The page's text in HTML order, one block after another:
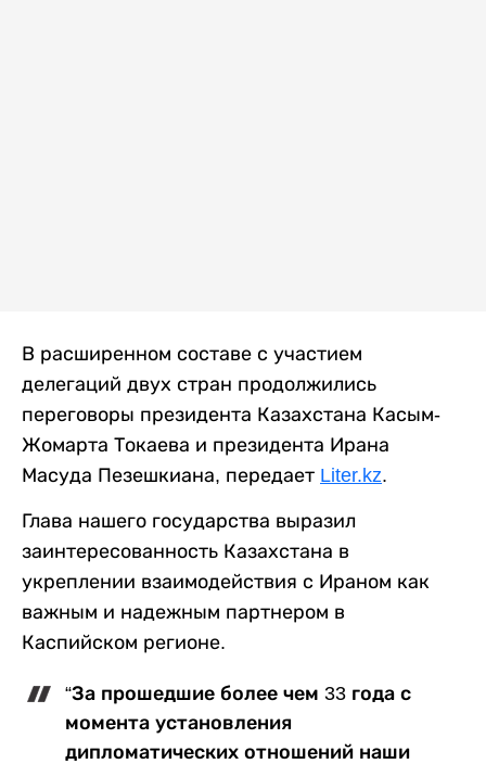
В расширенном составе с участием
делегаций двух стран продолжились
переговоры президента Казахстана Касым-
Жомарта Токаева и президента Ирана
Масуда Пезешкиана, передает Liter.kz.
Глава нашего государства выразил
заинтересованность Казахстана в
укреплении взаимодействия с Ираном как
важным и надежным партнером в
Каспийском регионе.
“За прошедшие более чем 33 года с
момента установления
дипломатических отношений наши